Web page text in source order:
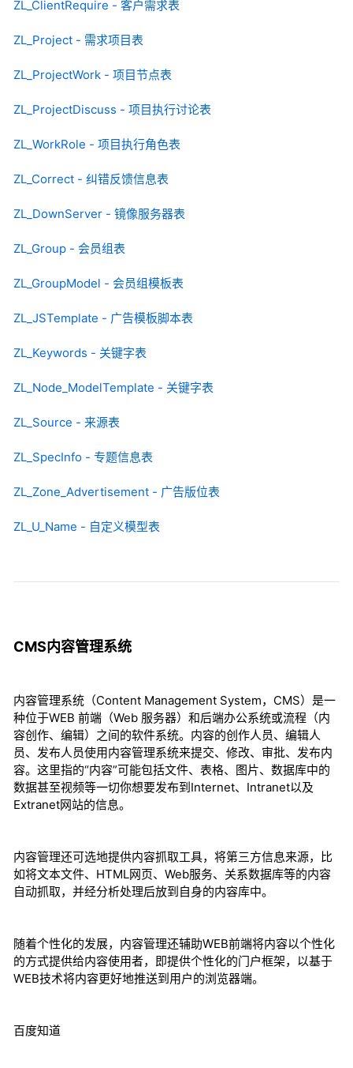
ZL_ClientRequire - 客户需求表
ZL_Project - 需求项目表
ZL_ProjectWork - 项目节点表
ZL_ProjectDiscuss - 项目执行讨论表
ZL_WorkRole - 项目执行角色表
ZL_Correct - 纠错反馈信息表
ZL_DownServer - 镜像服务器表
ZL_Group - 会员组表
ZL_GroupModel - 会员组模板表
ZL_JSTemplate - 广告模板脚本表
ZL_Keywords - 关键字表
ZL_Node_ModelTemplate - 关键字表
ZL_Source - 来源表
ZL_SpecInfo - 专题信息表
ZL_Zone_Advertisement - 广告版位表
ZL_U_Name - 自定义模型表
CMS内容管理系统
内容管理系统（Content Management System，CMS）是一
种位于WEB 前端（Web 服务器）和后端办公系统或流程（内
容创作、编辑）之间的软件系统。内容的创作人员、编辑人
员、发布人员使用内容管理系统来提交、修改、审批、发布内
容。这里指的“内容”可能包括文件、表格、图片、数据库中的
数据甚至视频等一切你想要发布到Internet、Intranet以及
Extranet网站的信息。
内容管理还可选地提供内容抓取工具，将第三方信息来源，比
如将文本文件、HTML网页、Web服务、关系数据库等的内容
自动抓取，并经分析处理后放到自身的内容库中。
随着个性化的发展，内容管理还辅助WEB前端将内容以个性化
的方式提供给内容使用者，即提供个性化的门户框架，以基于
WEB技术将内容更好地推送到用户的浏览器端。
百度知道